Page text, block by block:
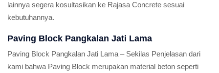
lainnya segera kosultasikan ke Rajasa Concrete sesuai
kebutuhannya.
Paving Block Pangkalan Jati Lama
Paving Block Pangkalan Jati Lama – Sekilas Penjelasan dari
kami bahwa Paving Block merupakan material beton seperti